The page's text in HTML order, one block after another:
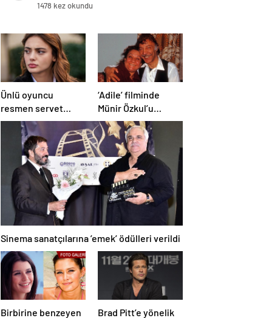
1478 kez okundu
Ünlü oyuncu
resmen servet
kazandı!
‘Adile’ filminde
Münir Özkul’u
canlandıracak isim
belli oldu
Sinema sanatçılarına ’emek’ ödülleri verildi
Birbirine benzeyen
Brad Pitt’e yönelik